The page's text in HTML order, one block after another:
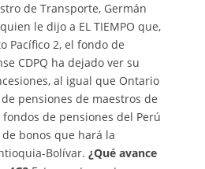
de Transporte, Germán
le dijo a EL TIEMPO que,
Pacífico 2, el fondo de
CDPQ ha dejado ver su
al igual que Ontario
pensiones de maestros de
de pensiones del Perú
bonos que hará la
Bolívar. ¿Qué avance